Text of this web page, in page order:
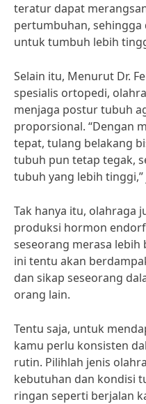
teratur dapat
pertumbuhan,
untuk tumbuh lebih
Selain itu, Menurut Dr.
spesialis ortopedi,
menjaga postur tubuh
proporsional. “Dengan
tepat, tulang belakang
tubuh pun tetap tegak,
tubuh yang lebih tinggi,”
Tak hanya itu, olahraga
produksi hormon
seseorang merasa lebih
ini tentu akan
dan sikap seseorang
orang lain.
Tentu saja, untuk
kamu perlu konsisten
rutin. Pilihlah jenis
kebutuhan dan kondisi
ringan seperti berjalan